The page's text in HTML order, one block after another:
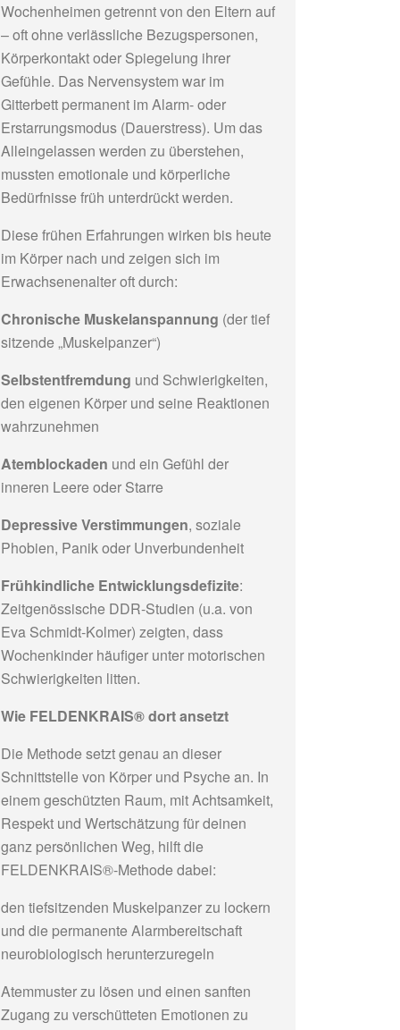
Wochenheimen getrennt von den Eltern auf
– oft ohne verlässliche Bezugspersonen,
Körperkontakt oder Spiegelung ihrer
Gefühle. Das Nervensystem war im
Gitterbett permanent im Alarm- oder
Erstarrungsmodus (Dauerstress). Um das
Alleingelassen werden zu überstehen,
mussten emotionale und körperliche
Bedürfnisse früh unterdrückt werden.
Diese frühen Erfahrungen wirken bis heute
im Körper nach und zeigen sich im
Erwachsenenalter oft durch:
Chronische Muskelanspannung (der tief
sitzende „Muskelpanzer“)
Selbstentfremdung und Schwierigkeiten,
den eigenen Körper und seine Reaktionen
wahrzunehmen
Atemblockaden und ein Gefühl der
inneren Leere oder Starre
Depressive Verstimmungen, soziale
Phobien, Panik oder Unverbundenheit
Frühkindliche Entwicklungsdefizite:
Zeitgenössische DDR-Studien (u.a. von
Eva Schmidt-Kolmer) zeigten, dass
Wochenkinder häufiger unter motorischen
Schwierigkeiten litten.
Wie FELDENKRAIS® dort ansetzt
Die Methode setzt genau an dieser
Schnittstelle von Körper und Psyche an. In
einem geschützten Raum, mit Achtsamkeit,
Respekt und Wertschätzung für deinen
ganz persönlichen Weg, hilft die
FELDENKRAIS®-Methode dabei:
den tiefsitzenden Muskelpanzer zu lockern
und die permanente Alarmbereitschaft
neurobiologisch herunterzuregeln
Atemmuster zu lösen und einen sanften
Zugang zu verschütteten Emotionen zu